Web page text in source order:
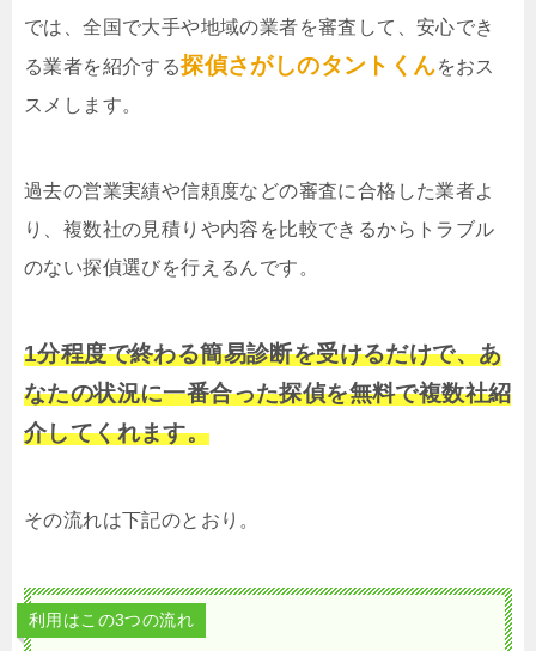
では、全国で大手や地域の業者を審査して、安心でき
る業者を紹介する探偵さがしのタントくんをおス
スメします。
過去の営業実績や信頼度などの審査に合格した業者よ
り、複数社の見積りや内容を比較できるからトラブル
のない探偵選びを行えるんです。
1分程度で終わる簡易診断を受けるだけで、あ
なたの状況に一番合った探偵を無料で複数社紹
介してくれます。
その流れは下記のとおり。
利用はこの3つの流れ